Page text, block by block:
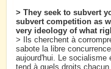
> They seek to subvert
subvert competition as
very ideology of what
> Ils cherchent à
sabote la libre
aujourd'hui. Le socialisme
tend à quels droits chacun